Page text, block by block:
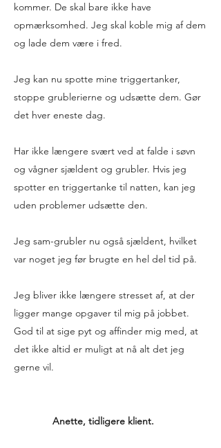
kommer. De skal bare ikke have
opmærksomhed. Jeg skal koble mig af dem
og lade dem være i fred.
Jeg kan nu spotte mine triggertanker,
stoppe grublerierne og udsætte dem. Gør
det hver eneste dag.
Har ikke længere svært ved at falde i søvn
og vågner sjældent og grubler. Hvis jeg
spotter en triggertanke til natten, kan jeg
uden problemer udsætte den.
Jeg sam-grubler nu også sjældent, hvilket
var noget jeg før brugte en hel del tid på.
Jeg bliver ikke længere stresset af, at der
ligger mange opgaver til mig på jobbet.
God til at sige pyt og affinder mig med, at
det ikke altid er muligt at nå alt det jeg
gerne vil.
Anette, tidligere klient.